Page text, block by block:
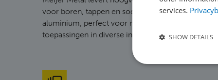
voor boren, tappen en soevereinen in staal, RVS
aluminium, perfect voor maatwerk en complexe
toepassingen in diverse industrieën.
services.
SHOW DETAILS